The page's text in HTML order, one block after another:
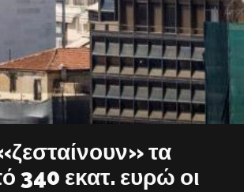
τα
340 εκατ. ευρώ οι